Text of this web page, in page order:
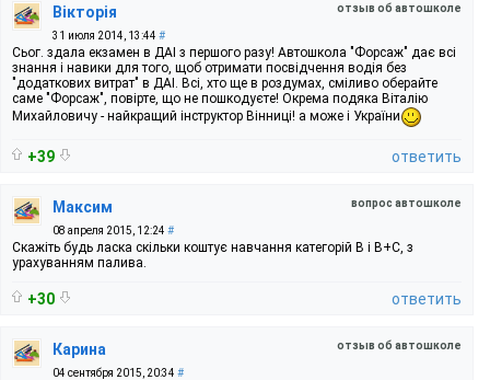
отзыв об автошколе
Вікторія
31 июля 2014, 13:44 #
Сьог. здала екзамен в ДАІ з першого разу! Автошкола "Форсаж" дає всі
знання і навики для того, щоб отримати посвідчення водія без
"додаткових витрат" в ДАІ. Всі, хто ще в роздумах, сміливо оберайте
саме "Форсаж", повірте, що не пошкодуєте! Окрема подяка Віталію
Михайловичу - найкращий інструктор Вінниці! а може і України
+39 ответить
вопрос автошколе
Максим
08 апреля 2015, 12:24 #
Скажіть будь ласка скільки коштує навчання категорій В і В+С, з
урахуванням палива.
+30 ответить
отзыв об автошколе
Карина
04 сентября 2015, 20:34 #